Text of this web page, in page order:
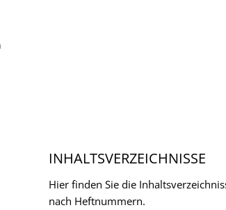
INHALTSVERZEICHNISSE
Hier finden Sie die
nach Heftnummern.